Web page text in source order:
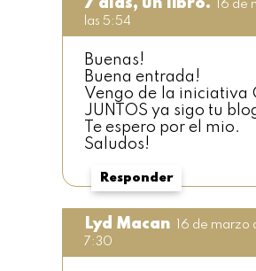
7 días, un libro.
16 de
las 5:54
Buenas!
Buena entrada!
Vengo de la iniciativa
JUNTOS ya sigo tu
Te espero por el mio.
Saludos!
Responder
Lyd Macan
16 de marzo
7:30